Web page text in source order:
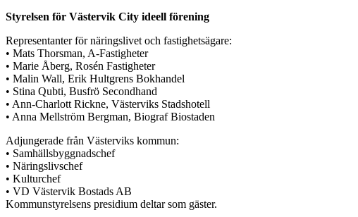
Styrelsen för Västervik City ideell förening
Representanter för näringslivet och fastighetsägare:
• Mats Thorsman, A-Fastigheter
• Marie Åberg, Rosén Fastigheter
• Malin Wall, Erik Hultgrens Bokhandel
• Stina Qubti, Busfrö Secondhand
• Ann-Charlott Rickne, Västerviks Stadshotell
• Anna Mellström Bergman, Biograf Biostaden
Adjungerade från Västerviks kommun:
• Samhällsbyggnadschef
• Näringslivschef
• Kulturchef
• VD Västervik Bostads AB
Kommunstyrelsens presidium deltar som gäster.